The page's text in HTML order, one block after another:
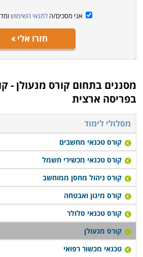
אני מסכים/ה לתנאי השימוש
חזרו אלי
מסננים בתחום קורס מנעולן -
בפריסה ארצית
מסלולי לימוד
קורס טכנאי מחשבים
קורס טכנאי מכשירי חשמל
קורס ניהול מחסן ממוחשב
קורס מיגון ואבטחה
קורס טכנאי סלולר
קורס מנעולן
טכנאי מכשור רפואי